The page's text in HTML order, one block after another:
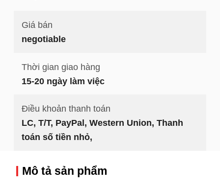
Giá bán
negotiable
Thời gian giao hàng
15-20 ngày làm việc
Điều khoản thanh toán
LC, T/T, PayPal, Western Union, Thanh
toán số tiền nhỏ,
Mô tả sản phẩm